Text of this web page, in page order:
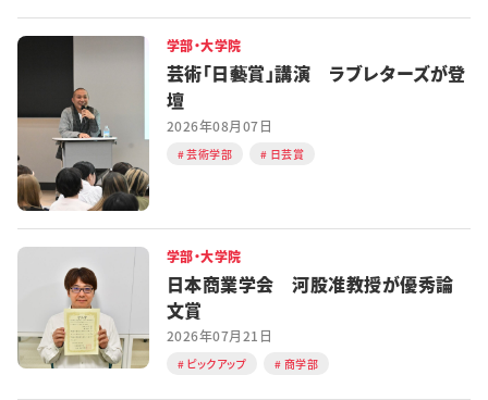
学部・大学院
芸術「日藝賞」講演 ラブレターズが登
壇
2026年08月07日
芸術学部 日芸賞
学部・大学院
日本商業学会 河股准教授が優秀論
文賞
2026年07月21日
ピックアップ 商学部